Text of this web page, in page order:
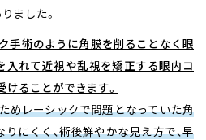
ました。
手術のように角膜を削ることなく眼
入れて近視や乱視を矯正する眼内コ
けることができます。
めレーシックで問題となっていた角
にくく、術後鮮やかな見え方で、早